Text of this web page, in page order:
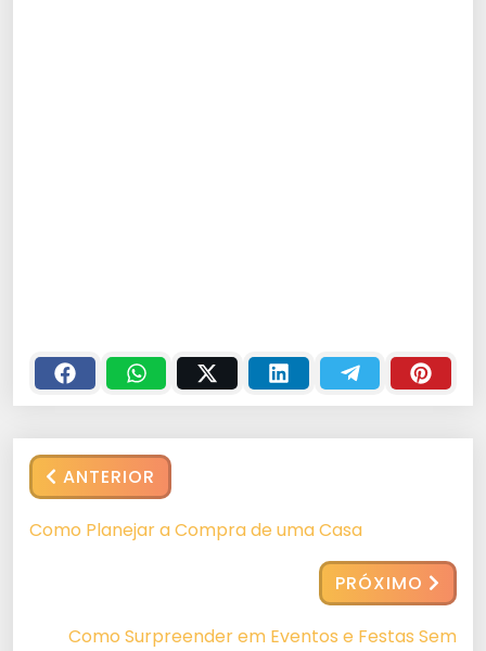
ANTERIOR
Como Planejar a Compra de uma Casa
PRÓXIMO
Como Surpreender em Eventos e Festas Sem